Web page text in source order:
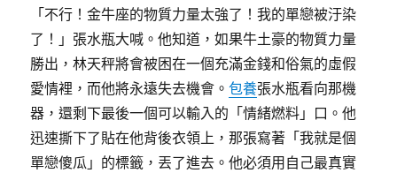
「不行！金牛座的物質力量太強了！我的單戀被汙染
了！」張水瓶大喊。他知道，如果牛土豪的物質力量
勝出，林天秤將會被困在一個充滿金錢和俗氣的虛假
愛情裡，而他將永遠失去機會。包養張水瓶看向那機
器，還剩下最後一個可以輸入的「情緒燃料」口。他
迅速撕下了貼在他背後衣領上，那張寫著「我就是個
單戀傻瓜」的標籤，丟了進去。他必須用自己最真實